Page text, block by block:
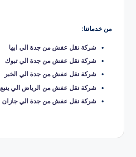
من خدماتنا:
شركة نقل عفش من جدة الي ابها
شركة نقل عفش من جدة الي تبوك
شركة نقل عفش من جدة الي الخبر
شركة نقل عفش من الرياض الي ينبع
شركة نقل عفش من جدة الي جازان